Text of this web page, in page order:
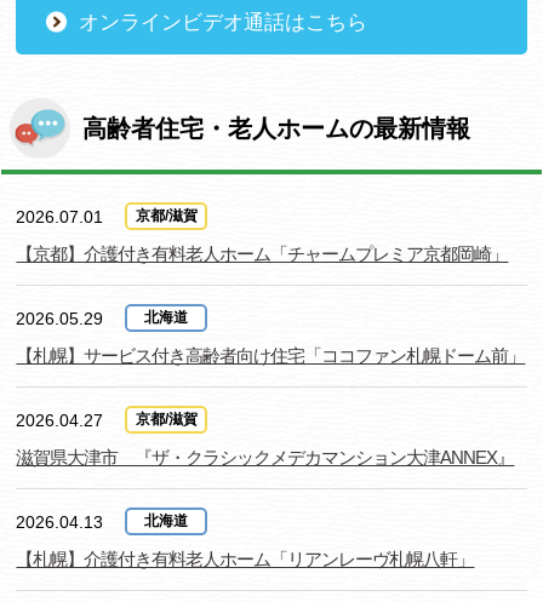
オンラインビデオ通話はこちら
高齢者住宅・老人ホームの最新情報
2026.07.01 京都/滋賀
【京都】介護付き有料老人ホーム「チャームプレミア京都岡崎」
2026.05.29 北海道
【札幌】サービス付き高齢者向け住宅「ココファン札幌ドーム前」
2026.04.27 京都/滋賀
滋賀県大津市 『ザ・クラシックメデカマンション大津ANNEX』
2026.04.13 北海道
【札幌】介護付き有料老人ホーム「リアンレーヴ札幌八軒」